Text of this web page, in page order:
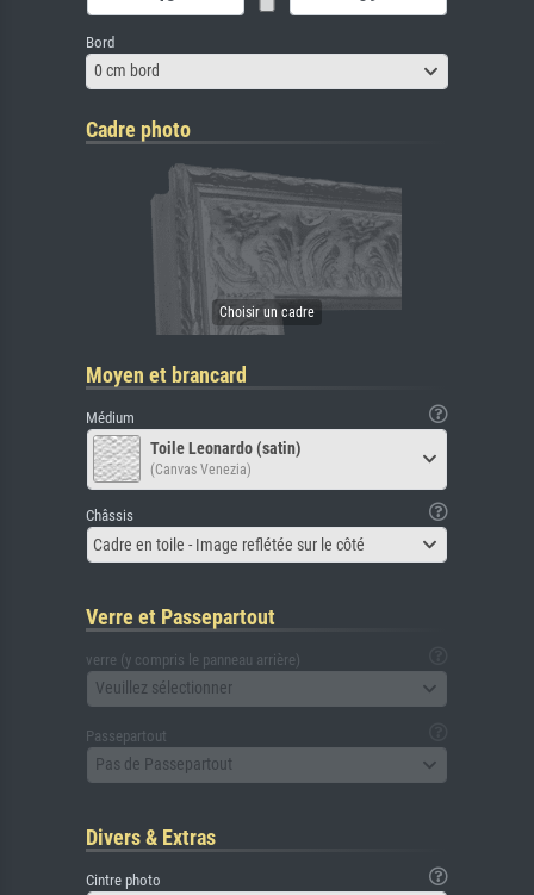
Bord
0 cm bord
Cadre photo
Moyen et brancard
Médium
Toile Leonardo (satin)
(Canvas Venezia)
Châssis
Cadre en toile - Image reflétée sur le côté
Verre et Passepartout
verre (y compris le panneau arrière)
Veuillez sélectionner
Passepartout
Pas de Passepartout
Divers & Extras
Cintre photo